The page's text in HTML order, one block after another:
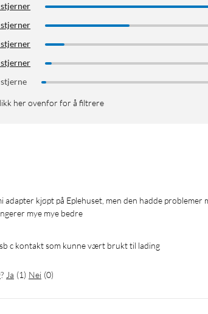
stjerner
stjerner
her ovenfor for å filtrere
mye mye bedre
c kontakt som kunne vært brukt til lading
Ja (1) Nei (0)